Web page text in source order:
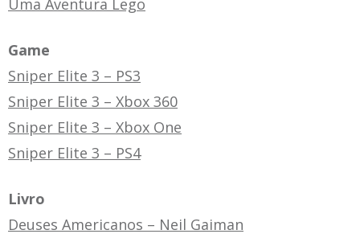
Uma Aventura Lego
Game
Sniper Elite 3 – PS3
Sniper Elite 3 – Xbox 360
Sniper Elite 3 – Xbox One
Sniper Elite 3 – PS4
Livro
Deuses Americanos – Neil Gaiman